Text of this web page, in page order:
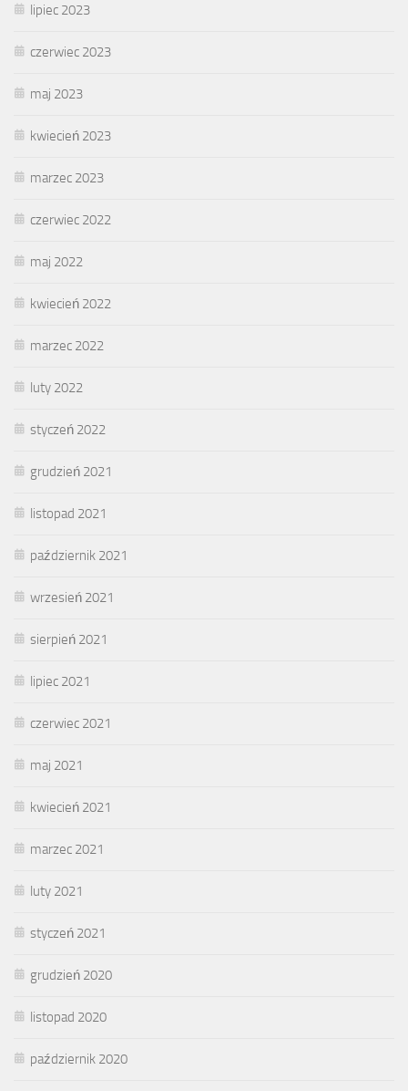
lipiec 2023
czerwiec 2023
maj 2023
kwiecień 2023
marzec 2023
czerwiec 2022
maj 2022
kwiecień 2022
marzec 2022
luty 2022
styczeń 2022
grudzień 2021
listopad 2021
październik 2021
wrzesień 2021
sierpień 2021
lipiec 2021
czerwiec 2021
maj 2021
kwiecień 2021
marzec 2021
luty 2021
styczeń 2021
grudzień 2020
listopad 2020
październik 2020